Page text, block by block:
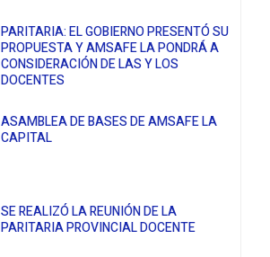
PARITARIA: EL GOBIERNO PRESENTÓ SU
PROPUESTA Y AMSAFE LA PONDRÁ A
CONSIDERACIÓN DE LAS Y LOS
DOCENTES
ASAMBLEA DE BASES DE AMSAFE LA
CAPITAL
SE REALIZÓ LA REUNIÓN DE LA
PARITARIA PROVINCIAL DOCENTE